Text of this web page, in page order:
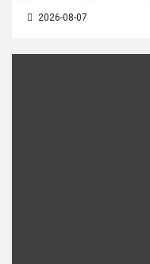
2026-08-07